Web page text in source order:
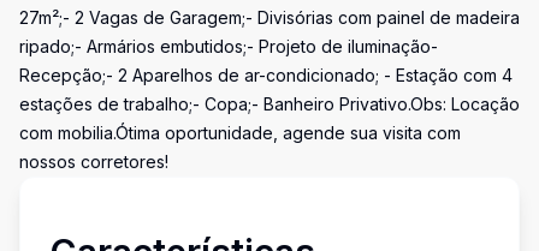
27m²;- 2 Vagas de Garagem;- Divisórias com painel de madeira
ripado;- Armários embutidos;- Projeto de iluminação-
Recepção;- 2 Aparelhos de ar-condicionado; - Estação com 4
estações de trabalho;- Copa;- Banheiro Privativo.Obs: Locação
com mobilia.Ótima oportunidade, agende sua visita com
nossos corretores!